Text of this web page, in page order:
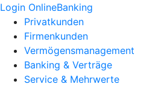
Login OnlineBanking
Privatkunden
Firmenkunden
Vermögensmanagement
Banking & Verträge
Service & Mehrwerte